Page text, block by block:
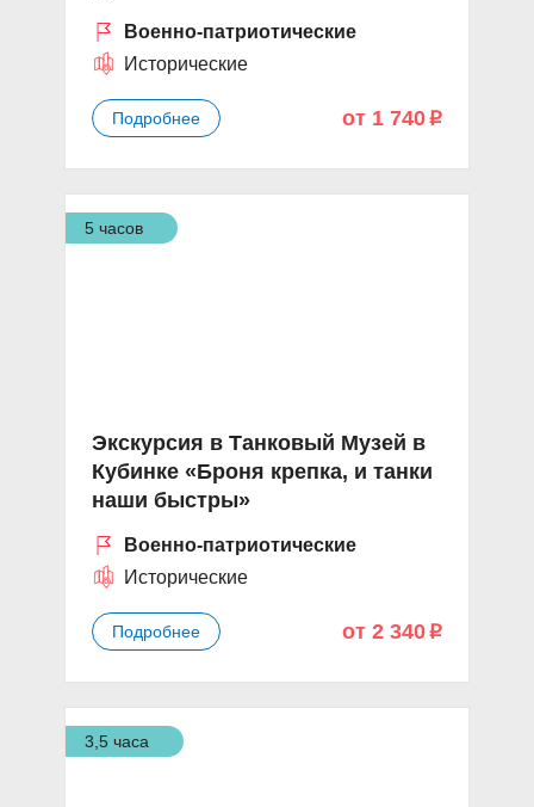
Военно-патриотические
Исторические
Подробнее от 1 740 p
5 часов
Экскурсия в Танковый Музей в
Кубинке «Броня крепка, и танки
наши быстры»
Военно-патриотические
Исторические
Подробнее от 2 340 p
3,5 часа